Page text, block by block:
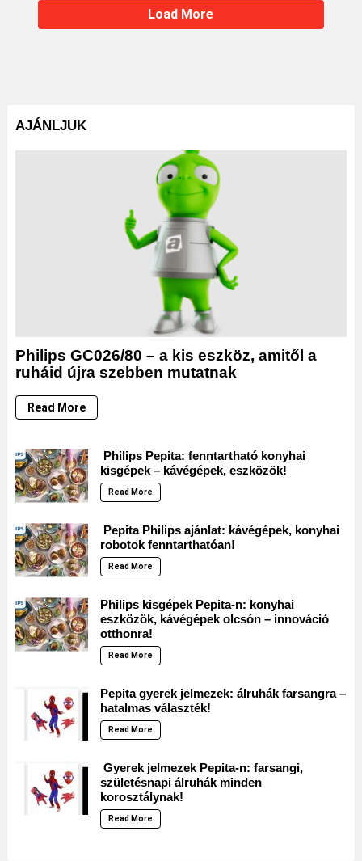
MORE
STORIES
Load More
AJÁNLJUK
Philips GC026/80 – a kis eszköz, amitől a
ruháid újra szebben mutatnak
Read More
Philips Pepita: fenntartható konyhai
kisgépek – kávégépek, eszközök!
Read More
Pepita Philips ajánlat: kávégépek, konyhai
robotok fenntarthatóan!
Read More
Philips kisgépek Pepita-n: konyhai
eszközök, kávégépek olcsón – innováció
otthonra!
Read More
Pepita gyerek jelmezek: álruhák farsangra –
hatalmas választék!
Read More
Gyerek jelmezek Pepita-n: farsangi,
születésnapi álruhák minden
korosztálynak!
Read More